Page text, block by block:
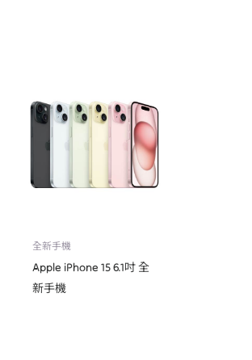
全新手機
Apple iPhone 15 6.1吋 全
新手機